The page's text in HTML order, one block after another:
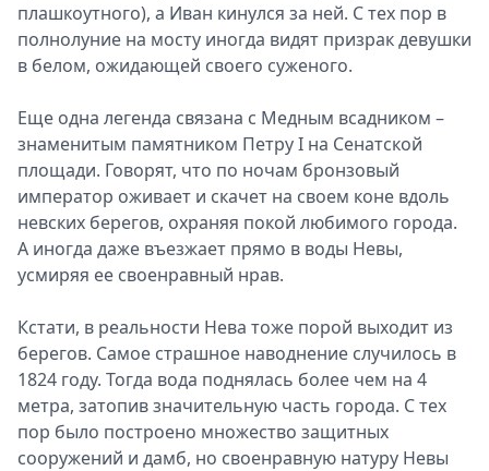
плашкоутного), а Иван кинулся за ней. С тех пор в
полнолуние на мосту иногда видят призрак девушки
в белом, ожидающей своего суженого.
Еще одна легенда связана с Медным всадником –
знаменитым памятником Петру I на Сенатской
площади. Говорят, что по ночам бронзовый
император оживает и скачет на своем коне вдоль
невских берегов, охраняя покой любимого города.
А иногда даже въезжает прямо в воды Невы,
усмиряя ее своенравный нрав.
Кстати, в реальности Нева тоже порой выходит из
берегов. Самое страшное наводнение случилось в
1824 году. Тогда вода поднялась более чем на 4
метра, затопив значительную часть города. С тех
пор было построено множество защитных
сооружений и дамб, но своенравную натуру Невы